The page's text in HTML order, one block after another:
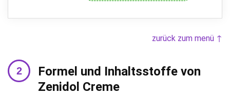
zurück zum menü ↑
Formel und Inhaltsstoffe von
Zenidol Creme